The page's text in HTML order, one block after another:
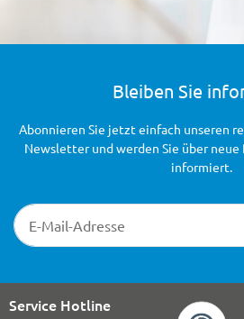
Bleiben Sie
Newsletter-Registrierung
Abonnieren Sie jetzt einfach unseren
Newsletter und werden Sie über
informiert.
Service Hotline